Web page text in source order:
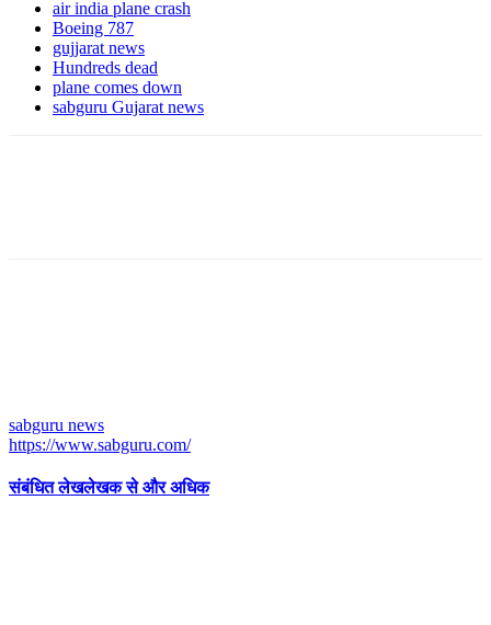
air india plane crash
Boeing 787
gujjarat news
Hundreds dead
plane comes down
sabguru Gujarat news
sabguru news
https://www.sabguru.com/
संबंधित लेखलेखक से और अधिक